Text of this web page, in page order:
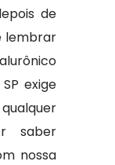
de
lembrar
exige
saber
nossa